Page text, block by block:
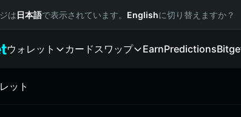
は日本語で表示されています。 Englishに切り替えますか？
ウォレット カードスワップ EarnPredictions
ット